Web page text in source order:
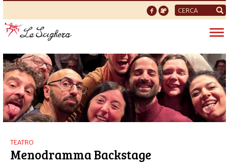
Form
di
ricerca
TEATRO
Menodramma Backstage